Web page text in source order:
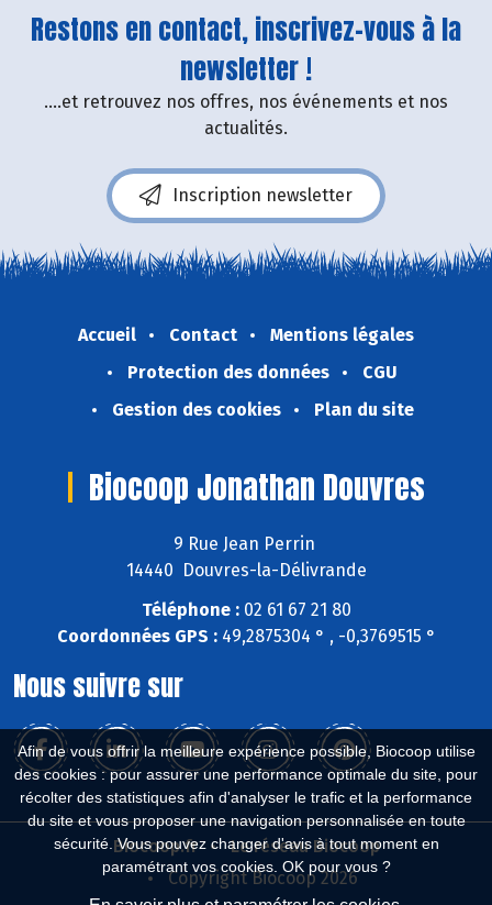
Afin de vous offrir la meilleure expérience possible, Biocoop utilise
des cookies : pour assurer une performance optimale du site, pour
récolter des statistiques afin d'analyser le trafic et la performance
du site et vous proposer une navigation personnalisée en toute
sécurité. Vous pouvez changer d'avis à tout moment en
paramétrant vos cookies. OK pour vous ?
Restons en contact, inscrivez-vous à la
newsletter !
....et retrouvez nos offres, nos événements et nos
actualités.
Inscription newsletter
Accueil Contact
Mentions légales
Protection des données
CGU
Gestion des cookies
Plan du site
Biocoop Jonathan Douvres
9 Rue Jean Perrin
14440 Douvres-la-Délivrande
Téléphone :02 61 67 21 80
Coordonnées GPS :49,2875304 ° , -0,3769515 °
Nous suivre sur
Biocoop.fr
Le réseau Biocoop
Copyright Biocoop 2026